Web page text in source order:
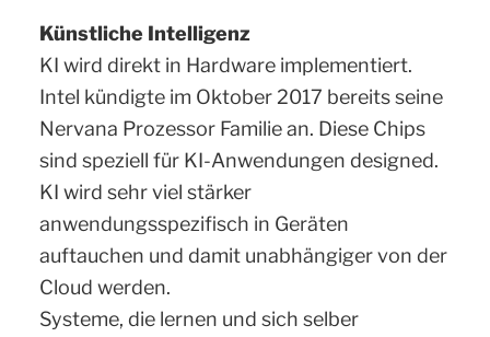
Künstliche Intelligenz
KI wird direkt in Hardware implementiert.
Intel kündigte im Oktober 2017 bereits seine
Nervana Prozessor Familie an. Diese Chips
sind speziell für KI-Anwendungen designed.
KI wird sehr viel stärker
anwendungsspezifisch in Geräten
auftauchen und damit unabhängiger von der
Cloud werden.
Systeme, die lernen und sich selber